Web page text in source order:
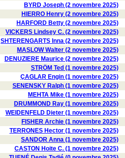
BYRD Joseph (2 novembre 2025)
HIERRO Henry (2 novembre 2025)
HARFORD Betty (2 novembre 2025)
VICKERS Lindsey C. (2 novembre 2025)
SHTERENGARTS Inna (2 novembre 2025)
MASLOW Walter (2 novembre 2025)
DENUZIERE Maurice (2 novembre 2025)
STRÖM Ted (1 novembre 2025)
ÇAGLAR Engin (1 novembre 2025)
SENENSKY Ralph (1 novembre 2025)
MEHTA Mike (1 novembre 2025)
DRUMMOND Ray (1 novembre 2025)
WEIDENFELD Dieter (1 novembre 2025)
FISHER Archie (1 novembre 2025)
TERRONES Hector (1 novembre 2025)
SANDOR Anna (1 novembre 2025)
CASTON Hoite C. (1 novembre 2025)